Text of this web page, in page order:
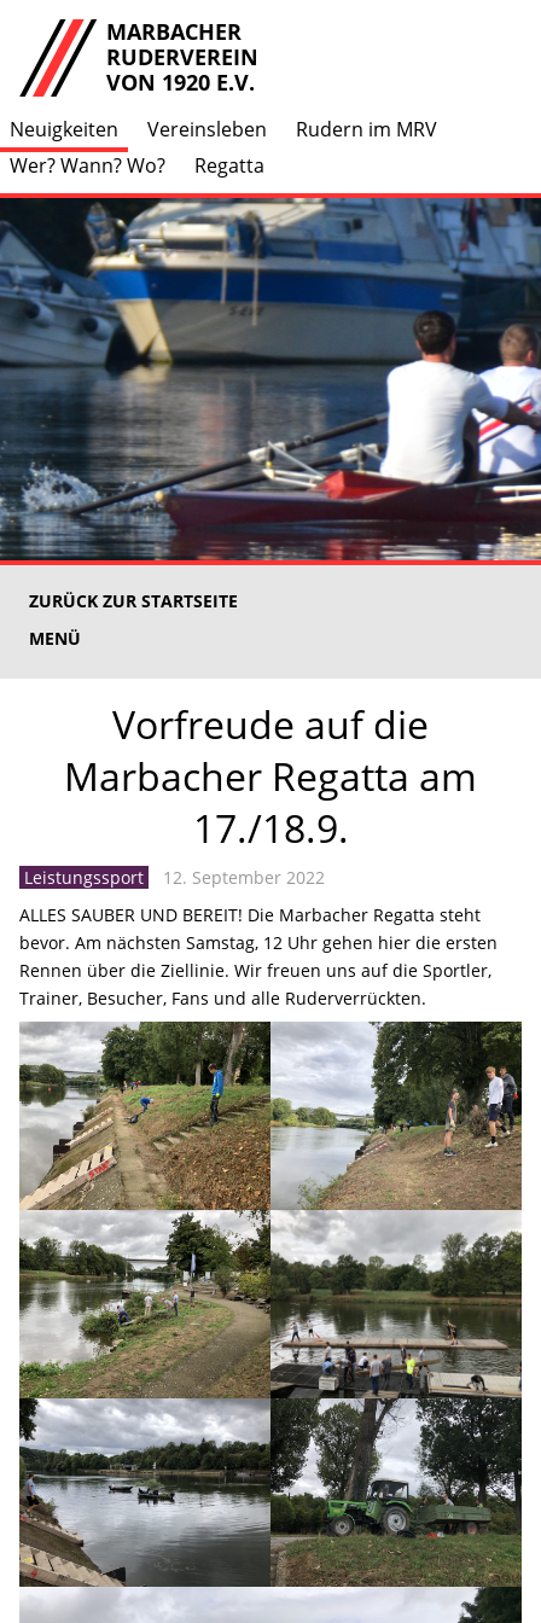
MARBACHER
RUDERVEREIN
VON 1920 E.V.
Neuigkeiten Vereinsleben
Rudern im MRV
Wer? Wann? Wo?
Regatta
ZURÜCK ZUR STARTSEITE
MENÜ
Vorfreude auf die
Marbacher Regatta am
17./18.9.
Leistungssport
12. September 2022
ALLES SAUBER UND BEREIT! Die Marbacher Regatta steht
bevor. Am nächsten Samstag, 12 Uhr gehen hier die ersten
Rennen über die Ziellinie. Wir freuen uns auf die Sportler,
Trainer, Besucher, Fans und alle Ruderverrückten.